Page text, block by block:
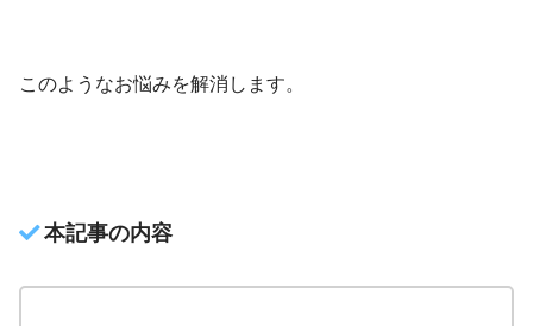
このようなお悩みを解消します。
本記事の内容